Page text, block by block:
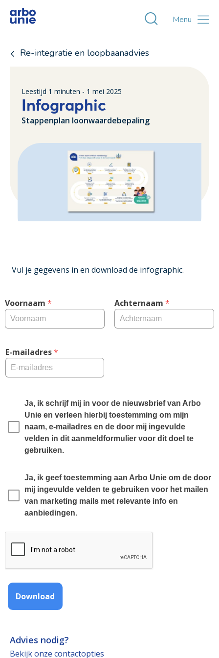
Toggle
Menu
Re-integratie en loopbaanadvies
Leestijd 1 minuten - 1 mei 2025
Infographic
Stappenplan loonwaardebepaling
Vul je gegevens in en download de infographic.
Voornaam * Achternaam *
E-mailadres *
Ja, ik schrijf mij in voor de nieuwsbrief van Arbo
Unie en verleen hierbij toestemming om mijn
naam, e-mailadres en de door mij ingevulde
velden in dit aanmeldformulier voor dit doel te
gebruiken.
Ja, ik geef toestemming aan Arbo Unie om de door
mij ingevulde velden te gebruiken voor het mailen
van marketing mails met relevante info en
aanbiedingen.
Download
Advies nodig?
Bekijk onze contactopties